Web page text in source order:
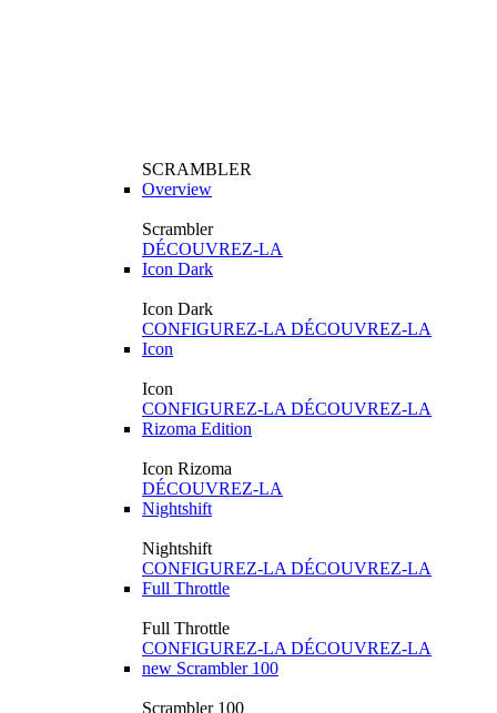
SCRAMBLER
Overview
Scrambler
DÉCOUVREZ-LA
Icon Dark
Icon Dark
CONFIGUREZ-LA DÉCOUVREZ-LA
Icon
Icon
CONFIGUREZ-LA DÉCOUVREZ-LA
Rizoma Edition
Icon Rizoma
DÉCOUVREZ-LA
Nightshift
Nightshift
CONFIGUREZ-LA DÉCOUVREZ-LA
Full Throttle
Full Throttle
CONFIGUREZ-LA DÉCOUVREZ-LA
new Scrambler 100
Scrambler 100